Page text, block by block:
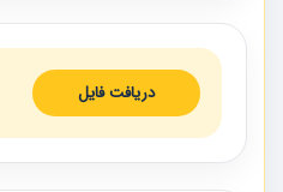
دریافت فایل